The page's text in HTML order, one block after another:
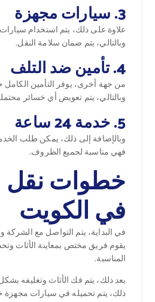
3. سيارات مجهزة
علاوة على ذلك، يتم استخدام
وبالتالي، يتم ضمان سلامة النقل.
4. تأمين ضد التلف
من جهة أخرى، يوفر التأمين الكامل
وبالتالي، يتم تعويض أي خسائر
5. خدمة 24 ساعة
وبالإضافة إلى ذلك، يمكن طلب
فهي مناسبة لجميع الظروف.
خطوات نقل
في الكويت
في البداية، يتم التواصل مع الشركة
يقوم فريق مختص بمعاينة الأثاث
المناسبة.
بعد ذلك، يتم فك الأثاث وتغليفه
ذلك، يتم تحميله في سيارات